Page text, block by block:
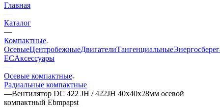
Главная
—
Каталог
—
Компактные
ОсевыеЦентробежныеДвигателиТангенциальные
ECАксессуары
—
Осевые компактные
Радиальные компактные
—Вентилятор DC 422 JH / 422JH 40x40x28мм осевой
компактный Ebmpapst